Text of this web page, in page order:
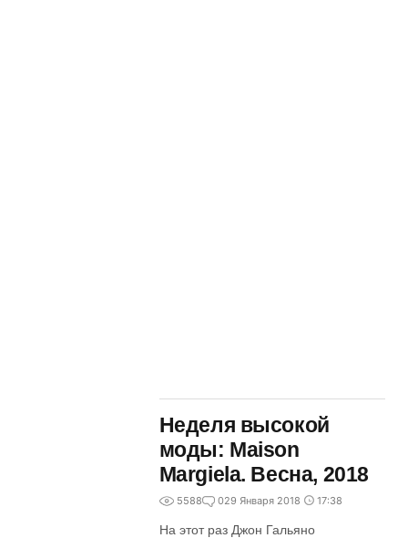
Неделя высокой
моды: Maison
Margiela. Весна, 2018
5588 029 Января 2018 17:38
На этот раз Джон Гальяно